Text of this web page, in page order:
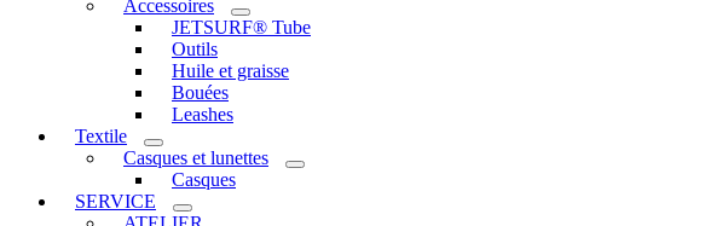
Accessoires
JETSURF® Tube
Outils
Huile et graisse
Bouées
Leashes
Textile
Casques et lunettes
Casques
SERVICE